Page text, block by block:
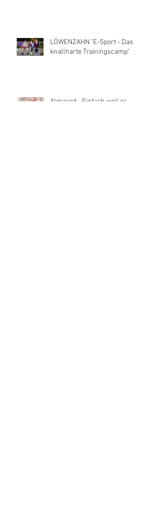
LÖWENZAHN "E-Sport - Das
knallharte Trainingscamp"
Almased - Einfach weil es